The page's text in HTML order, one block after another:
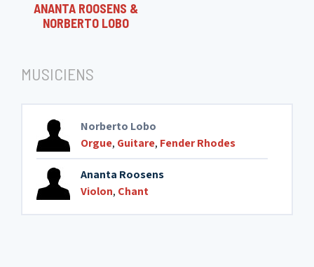
ANANTA ROOSENS &
NORBERTO LOBO
MUSICIENS
Norberto Lobo
Orgue, Guitare, Fender Rhodes
Ananta Roosens
Violon, Chant